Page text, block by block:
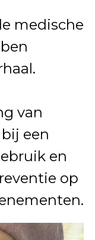
medische
van
een
en
op